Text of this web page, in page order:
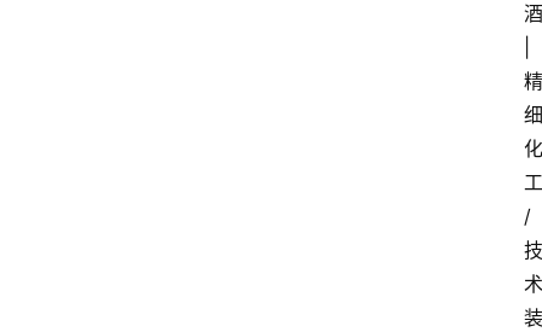
酒
精
细
化
工
/
技
术
装